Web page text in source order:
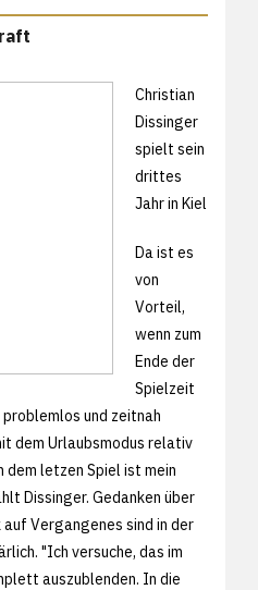
Christian
Dissinger
spielt sein
drittes
Jahr in Kiel
Da ist es
von
Vorteil,
wenn zum
Ende der
Spielzeit
und zeitnah
dem Urlaubsmodus relativ
dem letzen Spiel ist mein
Dissinger. Gedanken über
Vergangenes sind in der
"Ich versuche, das im
auszublenden. In die